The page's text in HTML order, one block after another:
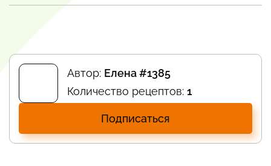
Автор: Елена #1385
Количество рецептов: 1
Подписаться